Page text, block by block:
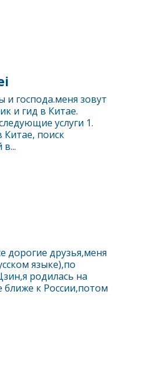
господа.меня зовут
и гид в Китае.
услуги 1.
Китае, поиск
дорогие друзья,меня
языке),по
родилась на
ближе к России,потом